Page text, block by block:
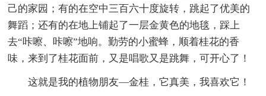
己的家园；有的在空中三百六十度旋转，跳起了优美的
舞蹈；还有的在地上铺起了一层金黄色的地毯，踩上
去“咔嚓、咔嚓”地响。勤劳的小蜜蜂，顺着桂花的香
味，来到了桂花面前，又是唱歌又是跳舞，可开心了！
这就是我的植物朋友—金桂，它真美，我喜欢它！